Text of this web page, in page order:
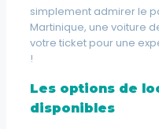
simplement admirer le
Martinique, une voiture
votre ticket pour une
!
Les options de
disponibles